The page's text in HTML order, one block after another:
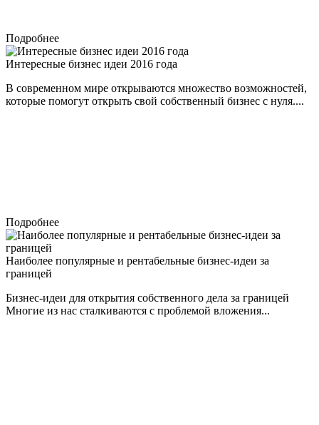
Подробнее
Интересные бизнес идеи 2016 года
В современном мире открываются множество возможностей,
которые помогут открыть свой собственный бизнес с нуля....
Подробнее
Наиболее популярные и рентабельные бизнес-идеи за
границей
Бизнес-идеи для открытия собственного дела за границей
Многие из нас сталкиваются с проблемой вложения...